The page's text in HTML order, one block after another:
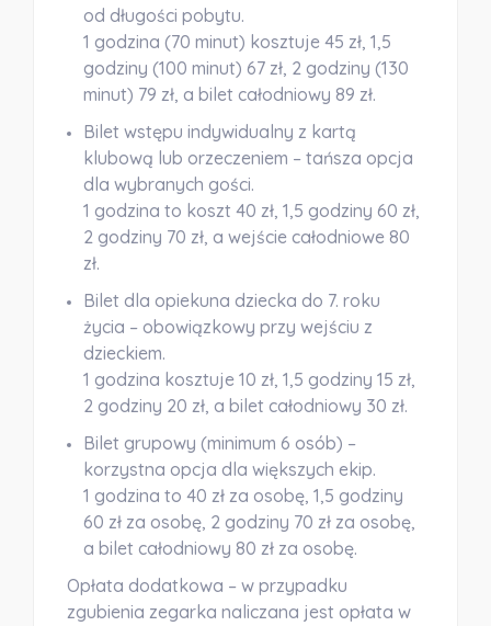
od długości pobytu.
1 godzina (70 minut) kosztuje 45 zł, 1,5
godziny (100 minut) 67 zł, 2 godziny (130
minut) 79 zł, a bilet całodniowy 89 zł.
Bilet wstępu indywidualny z kartą
klubową lub orzeczeniem – tańsza opcja
dla wybranych gości.
1 godzina to koszt 40 zł, 1,5 godziny 60 zł,
2 godziny 70 zł, a wejście całodniowe 80
zł.
Bilet dla opiekuna dziecka do 7. roku
życia – obowiązkowy przy wejściu z
dzieckiem.
1 godzina kosztuje 10 zł, 1,5 godziny 15 zł,
2 godziny 20 zł, a bilet całodniowy 30 zł.
Bilet grupowy (minimum 6 osób) –
korzystna opcja dla większych ekip.
1 godzina to 40 zł za osobę, 1,5 godziny
60 zł za osobę, 2 godziny 70 zł za osobę,
a bilet całodniowy 80 zł za osobę.
Opłata dodatkowa – w przypadku
zgubienia zegarka naliczana jest opłata w